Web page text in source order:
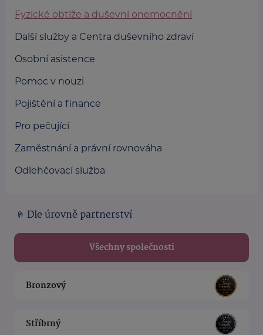
Fyzické obtíže a duševní onemocnění
Další služby a Centra duševního zdraví
Osobní asistence
Pomoc v nouzi
Pojištění a finance
Pro pečující
Zaměstnání a právní rovnováha
Odlehčovací služba
Dle úrovně partnerství
Všechny společnosti
Bronzový
Stříbrný